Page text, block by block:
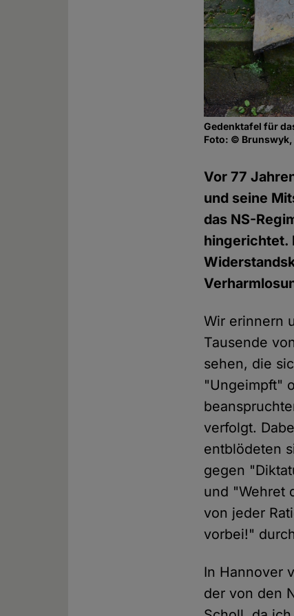
Gedenktafel für
Foto: ©
Vor 77
und seine
das NS-
hingerichtet.
Wir erinnern
Tausende
sehen, die
"Ungeimpft"
verfolgt.
entblödeten
gegen
und "Wehret
von jeder
vorbei!"
In Hannover
der von den